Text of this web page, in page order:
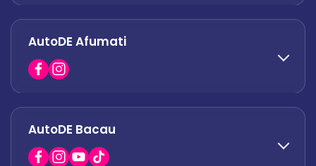
0758 338 428
office.militari@autode.ro
AutoDE Afumati
0751 628 054
AutoDE Bacau